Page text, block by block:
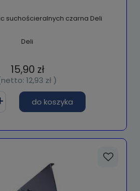
suchościeralnych czarna Deli
Deli
15,90 zł
12,93 zł )
do koszyka